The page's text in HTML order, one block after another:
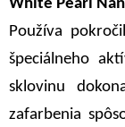
White Pearl
Používa
špeciálneho
sklovinu
zafarbenia